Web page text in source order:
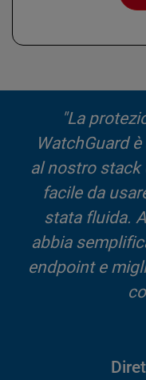
"La
WatchGuard
al nostro stack
facile da
stata fluida.
abbia
endpoint e